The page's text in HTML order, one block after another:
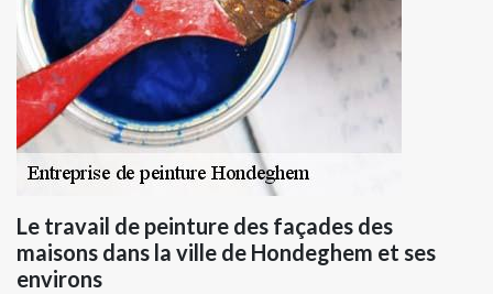
Le travail de peinture des façades des
maisons dans la ville de Hondeghem et ses
environs